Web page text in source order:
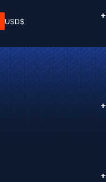
USD$
+
+
+